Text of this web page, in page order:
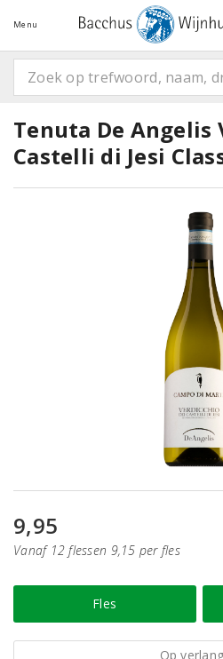
Menu
Tenuta De Angelis
Castelli di Jesi
9,95
Vanaf 12 flessen 9,15 per fles
Fles
Op